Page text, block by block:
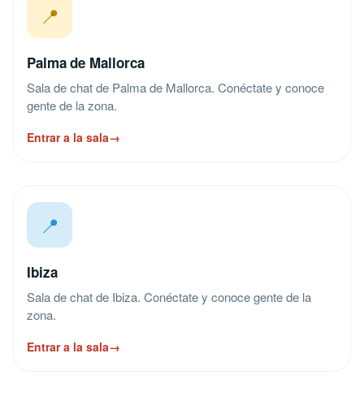
📍
Palma de Mallorca
Sala de chat de Palma de Mallorca. Conéctate y conoce
gente de la zona.
Entrar a la sala→
📍
Ibiza
Sala de chat de Ibiza. Conéctate y conoce gente de la
zona.
Entrar a la sala→